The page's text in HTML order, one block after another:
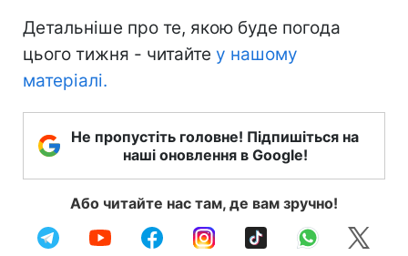
Детальніше про те, якою буде погода
цього тижня - читайте у нашому
матеріалі.
Не пропустіть головне! Підпишіться на
наші оновлення в Google!
Або читайте нас там, де вам зручно!